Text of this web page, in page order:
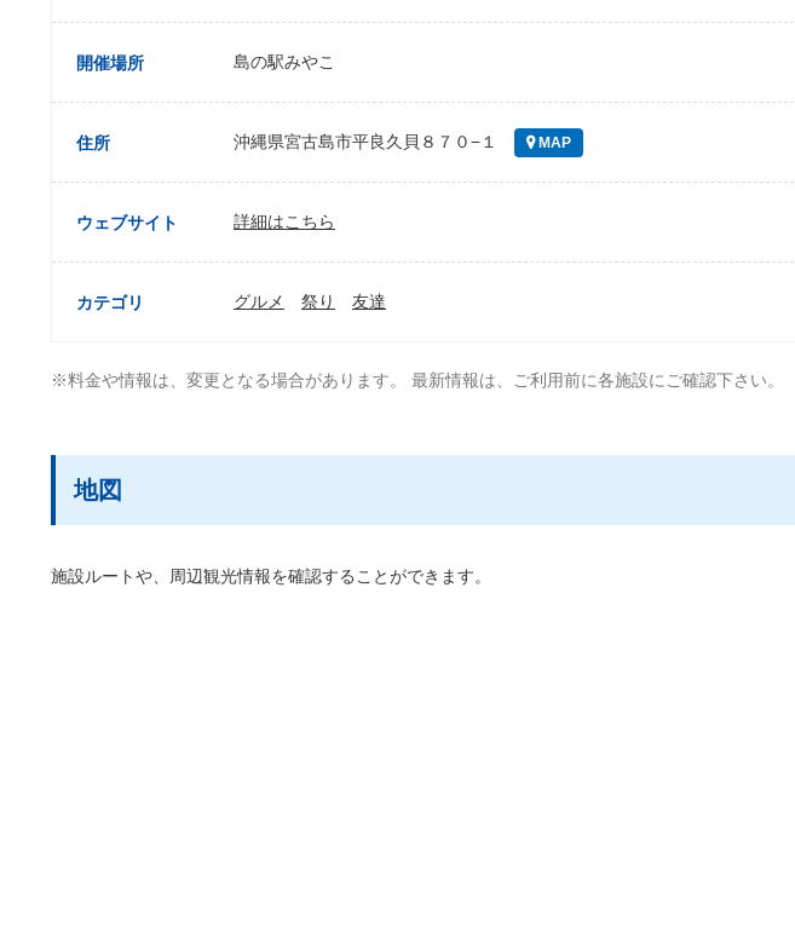
開催場所 島の駅みやこ
住所 沖縄県宮古島市平良久貝８７０−１ MAP
ウェブサイト 詳細はこちら
カテゴリ グルメ 祭り 友達
※料金や情報は、変更となる場合があります。 最新情報は、ご利用前に各施設にご確認下さい。
地図
施設ルートや、周辺観光情報を確認することができます。